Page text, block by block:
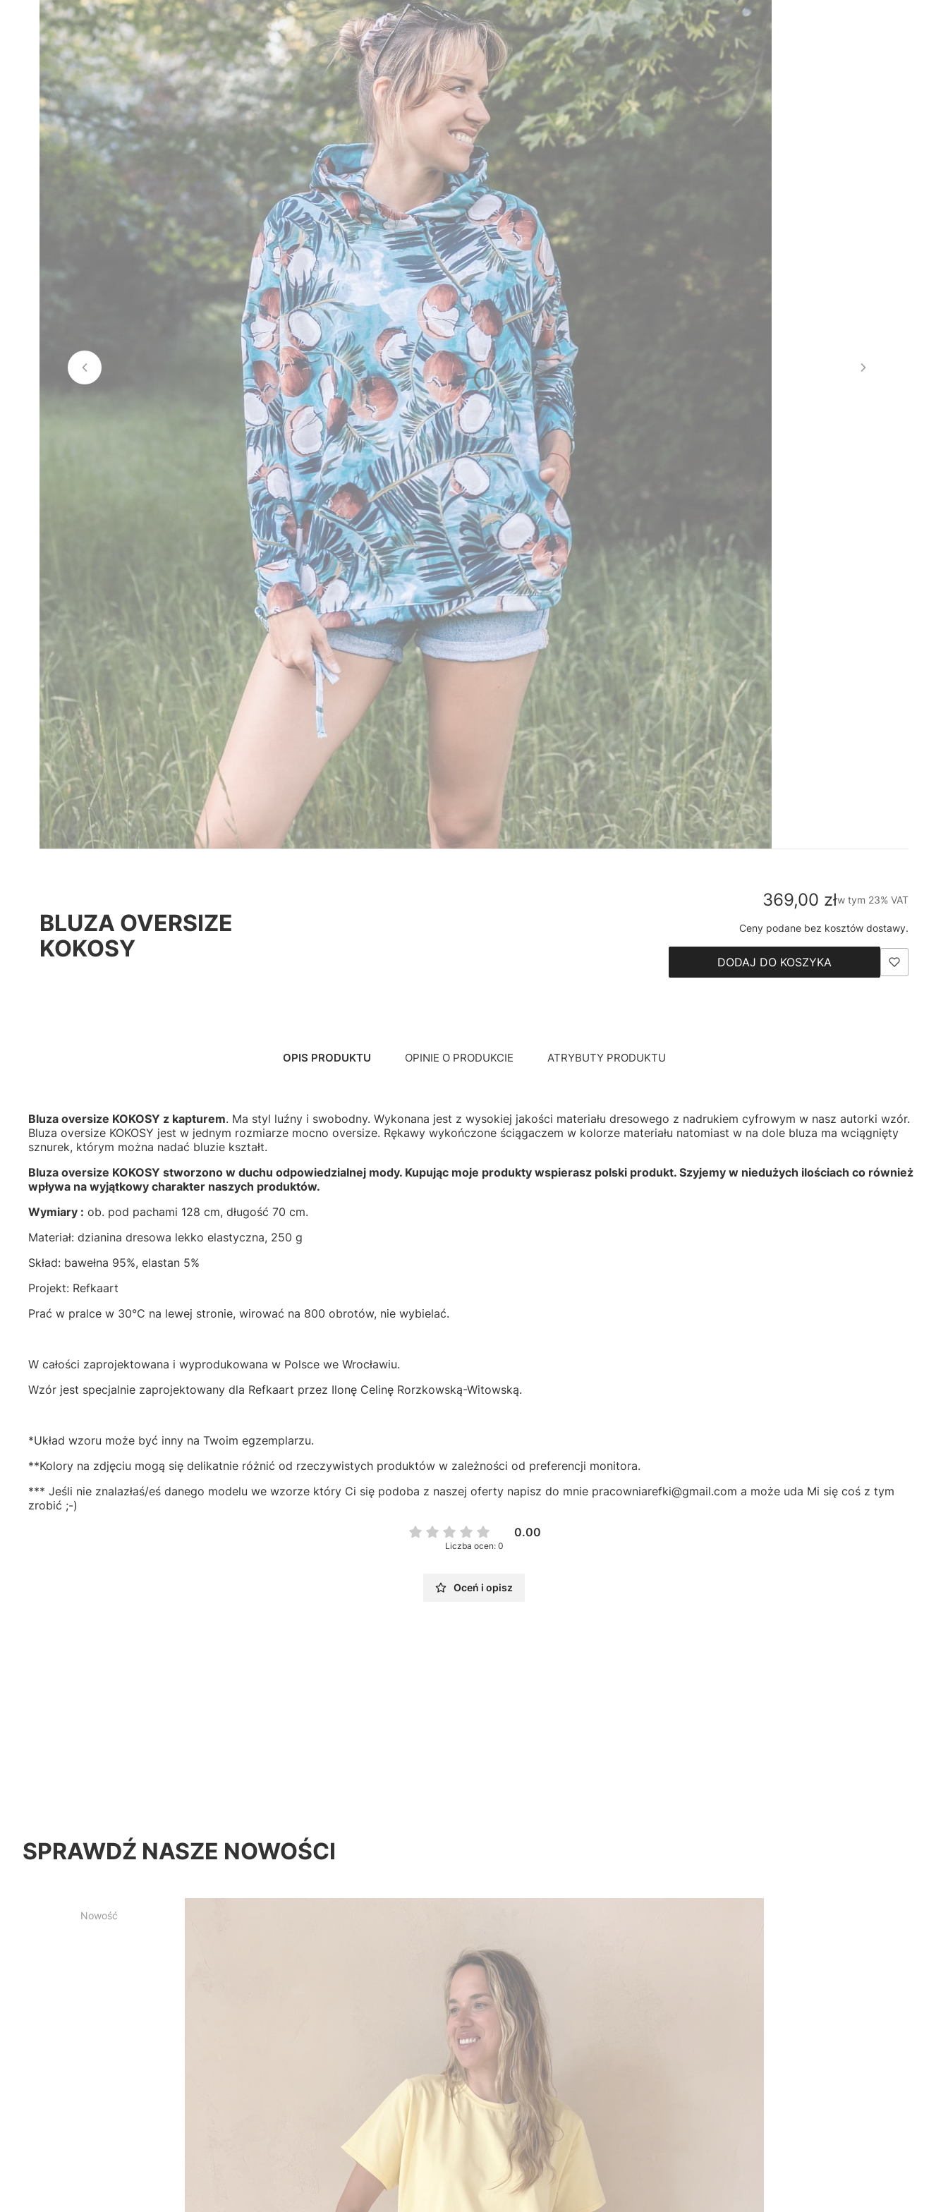
BLUZA OVERSIZE
KOKOSY
Cena
369,00 złw tym 23% VAT
w tym 23% VAT
Ceny podane bez kosztów dostawy.
DODAJ DO KOSZYKA
OPIS PRODUKTU OPINIE O PRODUKCIE ATRYBUTY PRODUKTU
Bluza oversize KOKOSY z kapturem. Ma styl luźny i swobodny. Wykonana jest z wysokiej jakości materiału dresowego z nadrukiem cyfrowym w nasz autorki wzór.
Bluza oversize KOKOSY jest w jednym rozmiarze mocno oversize. Rękawy wykończone ściągaczem w kolorze materiału natomiast w na dole bluza ma wciągnięty
sznurek, którym można nadać bluzie kształt.
Bluza oversize KOKOSY stworzono w duchu odpowiedzialnej mody. Kupując moje produkty wspierasz polski produkt. Szyjemy w niedużych ilościach co również
wpływa na wyjątkowy charakter naszych produktów.
Wymiary : ob. pod pachami 128 cm, długość 70 cm.
Materiał: dzianina dresowa lekko elastyczna, 250 g
Skład: bawełna 95%, elastan 5%
Projekt: Refkaart
Prać w pralce w 30°C na lewej stronie, wirować na 800 obrotów, nie wybielać.
W całości zaprojektowana i wyprodukowana w Polsce we Wrocławiu.
Wzór jest specjalnie zaprojektowany dla Refkaart przez Ilonę Celinę Rorzkowską-Witowską.
*Układ wzoru może być inny na Twoim egzemplarzu.
**Kolory na zdjęciu mogą się delikatnie różnić od rzeczywistych produktów w zależności od preferencji monitora.
*** Jeśli nie znalazłaś/eś danego modelu we wzorze który Ci się podoba z naszej oferty napisz do mnie pracowniarefki@gmail.com a może uda Mi się coś z tym
zrobić ;-)
0.00
Liczba ocen: 0
Oceń i opisz
SPRAWDŹ NASZE NOWOŚCI
Nowość